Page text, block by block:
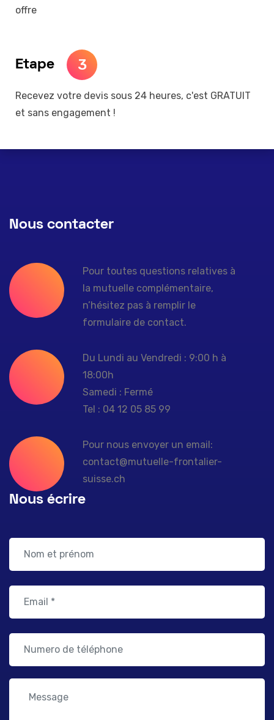
offre
Etape 3
Recevez votre devis sous 24 heures, c'est GRATUIT
et sans engagement !
Nous contacter
Pour toutes questions relatives à
la mutuelle complémentaire,
n’hésitez pas à remplir le
formulaire de contact.
Du Lundi au Vendredi : 9:00 h à
18:00h
Samedi : Fermé
Tel : 04 12 05 85 99
Pour nous envoyer un email:
contact@mutuelle-frontalier-
suisse.ch
Nous écrire